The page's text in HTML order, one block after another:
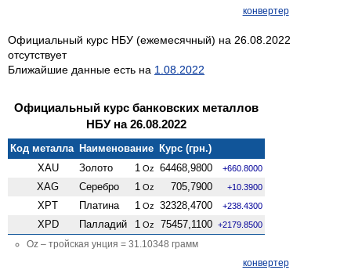
конвертер
Официальный курс НБУ (ежемесячный) на 26.08.2022
отсутствует
Ближайшие данные есть на 1.08.2022
Официальный курс банковских металлов
НБУ на 26.08.2022
Код металла Наименование Курс (грн.)
XAU
Золото 1 Oz 64468,9800 +660.8000
XAG Серебро 1 Oz 705,7900 +10.3900
XPT Платина 1 Oz 32328,4700 +238.4300
XPD Палладий 1 Oz 75457,1100 +2179.8500
Oz – тройская унция = 31.10348 грамм
конвертер